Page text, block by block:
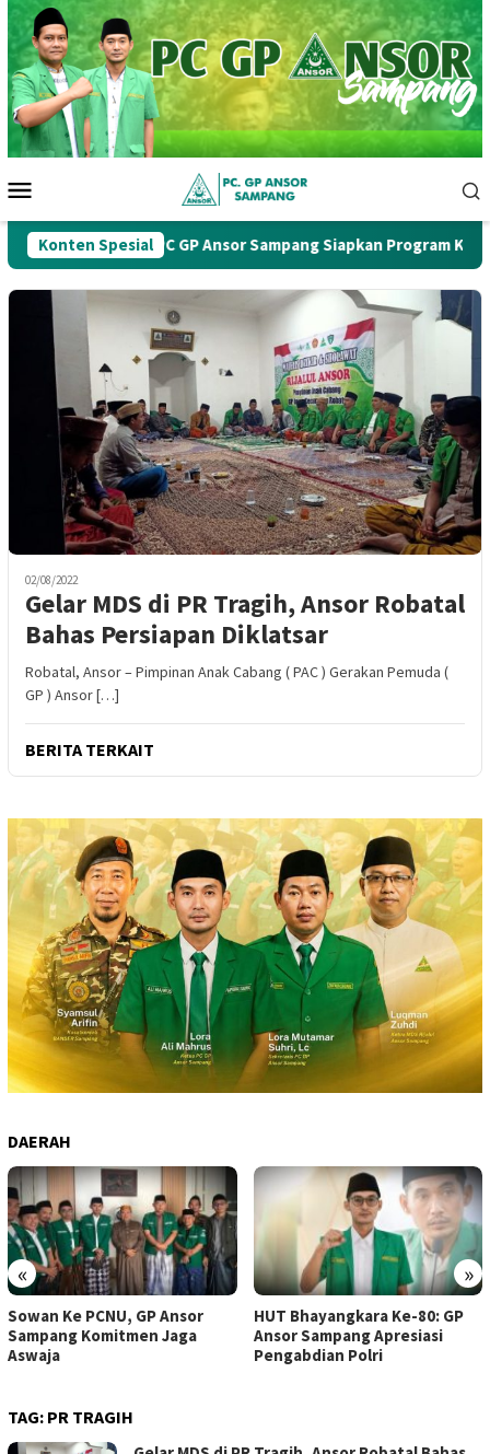
Loncat
ke
konten
Mobile
Konten Spesial
Ke-1, PC GP Ansor Sampang Siapkan Program Kerja
02/08/2022
Gelar MDS di PR Tragih, Ansor Robatal
Bahas Persiapan Diklatsar
Robatal, Ansor – Pimpinan Anak Cabang ( PAC ) Gerakan Pemuda (
GP ) Ansor […]
BERITA TERKAIT
DAERAH
« »
Sowan Ke PCNU, GP Ansor
Sampang Komitmen Jaga
Aswaja
HUT Bhayangkara Ke-80: GP
Ansor Sampang Apresiasi
Pengabdian Polri
TAG: PR TRAGIH